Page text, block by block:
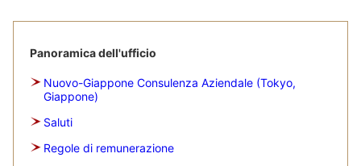
Panoramica dell'ufficio
Nuovo-Giappone Consulenza Aziendale (Tokyo,
Giappone)
Saluti
Regole di remunerazione